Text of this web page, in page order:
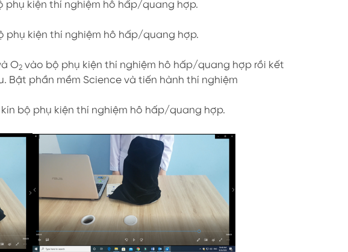
phụ kiện thí nghiệm hô hấp/quang hợp.
phụ kiện thí nghiệm hô hấp/quang hợp.
O2 vào bộ phụ kiện thí nghiệm hô hấp/quang hợp rồi kết
Bật phần mềm Science và tiến hành thí nghiệm
bộ phụ kiện thí nghiệm hô hấp/quang hợp.